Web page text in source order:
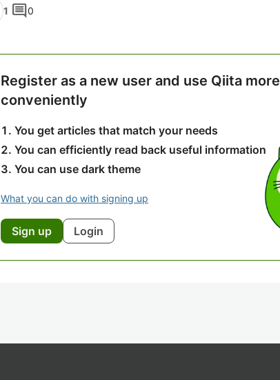
1 comment0
Register as a new user and use Qiita more
conveniently
You get articles that match your needs
You can efficiently read back useful information
You can use dark theme
What you can do with signing up
Sign up Login